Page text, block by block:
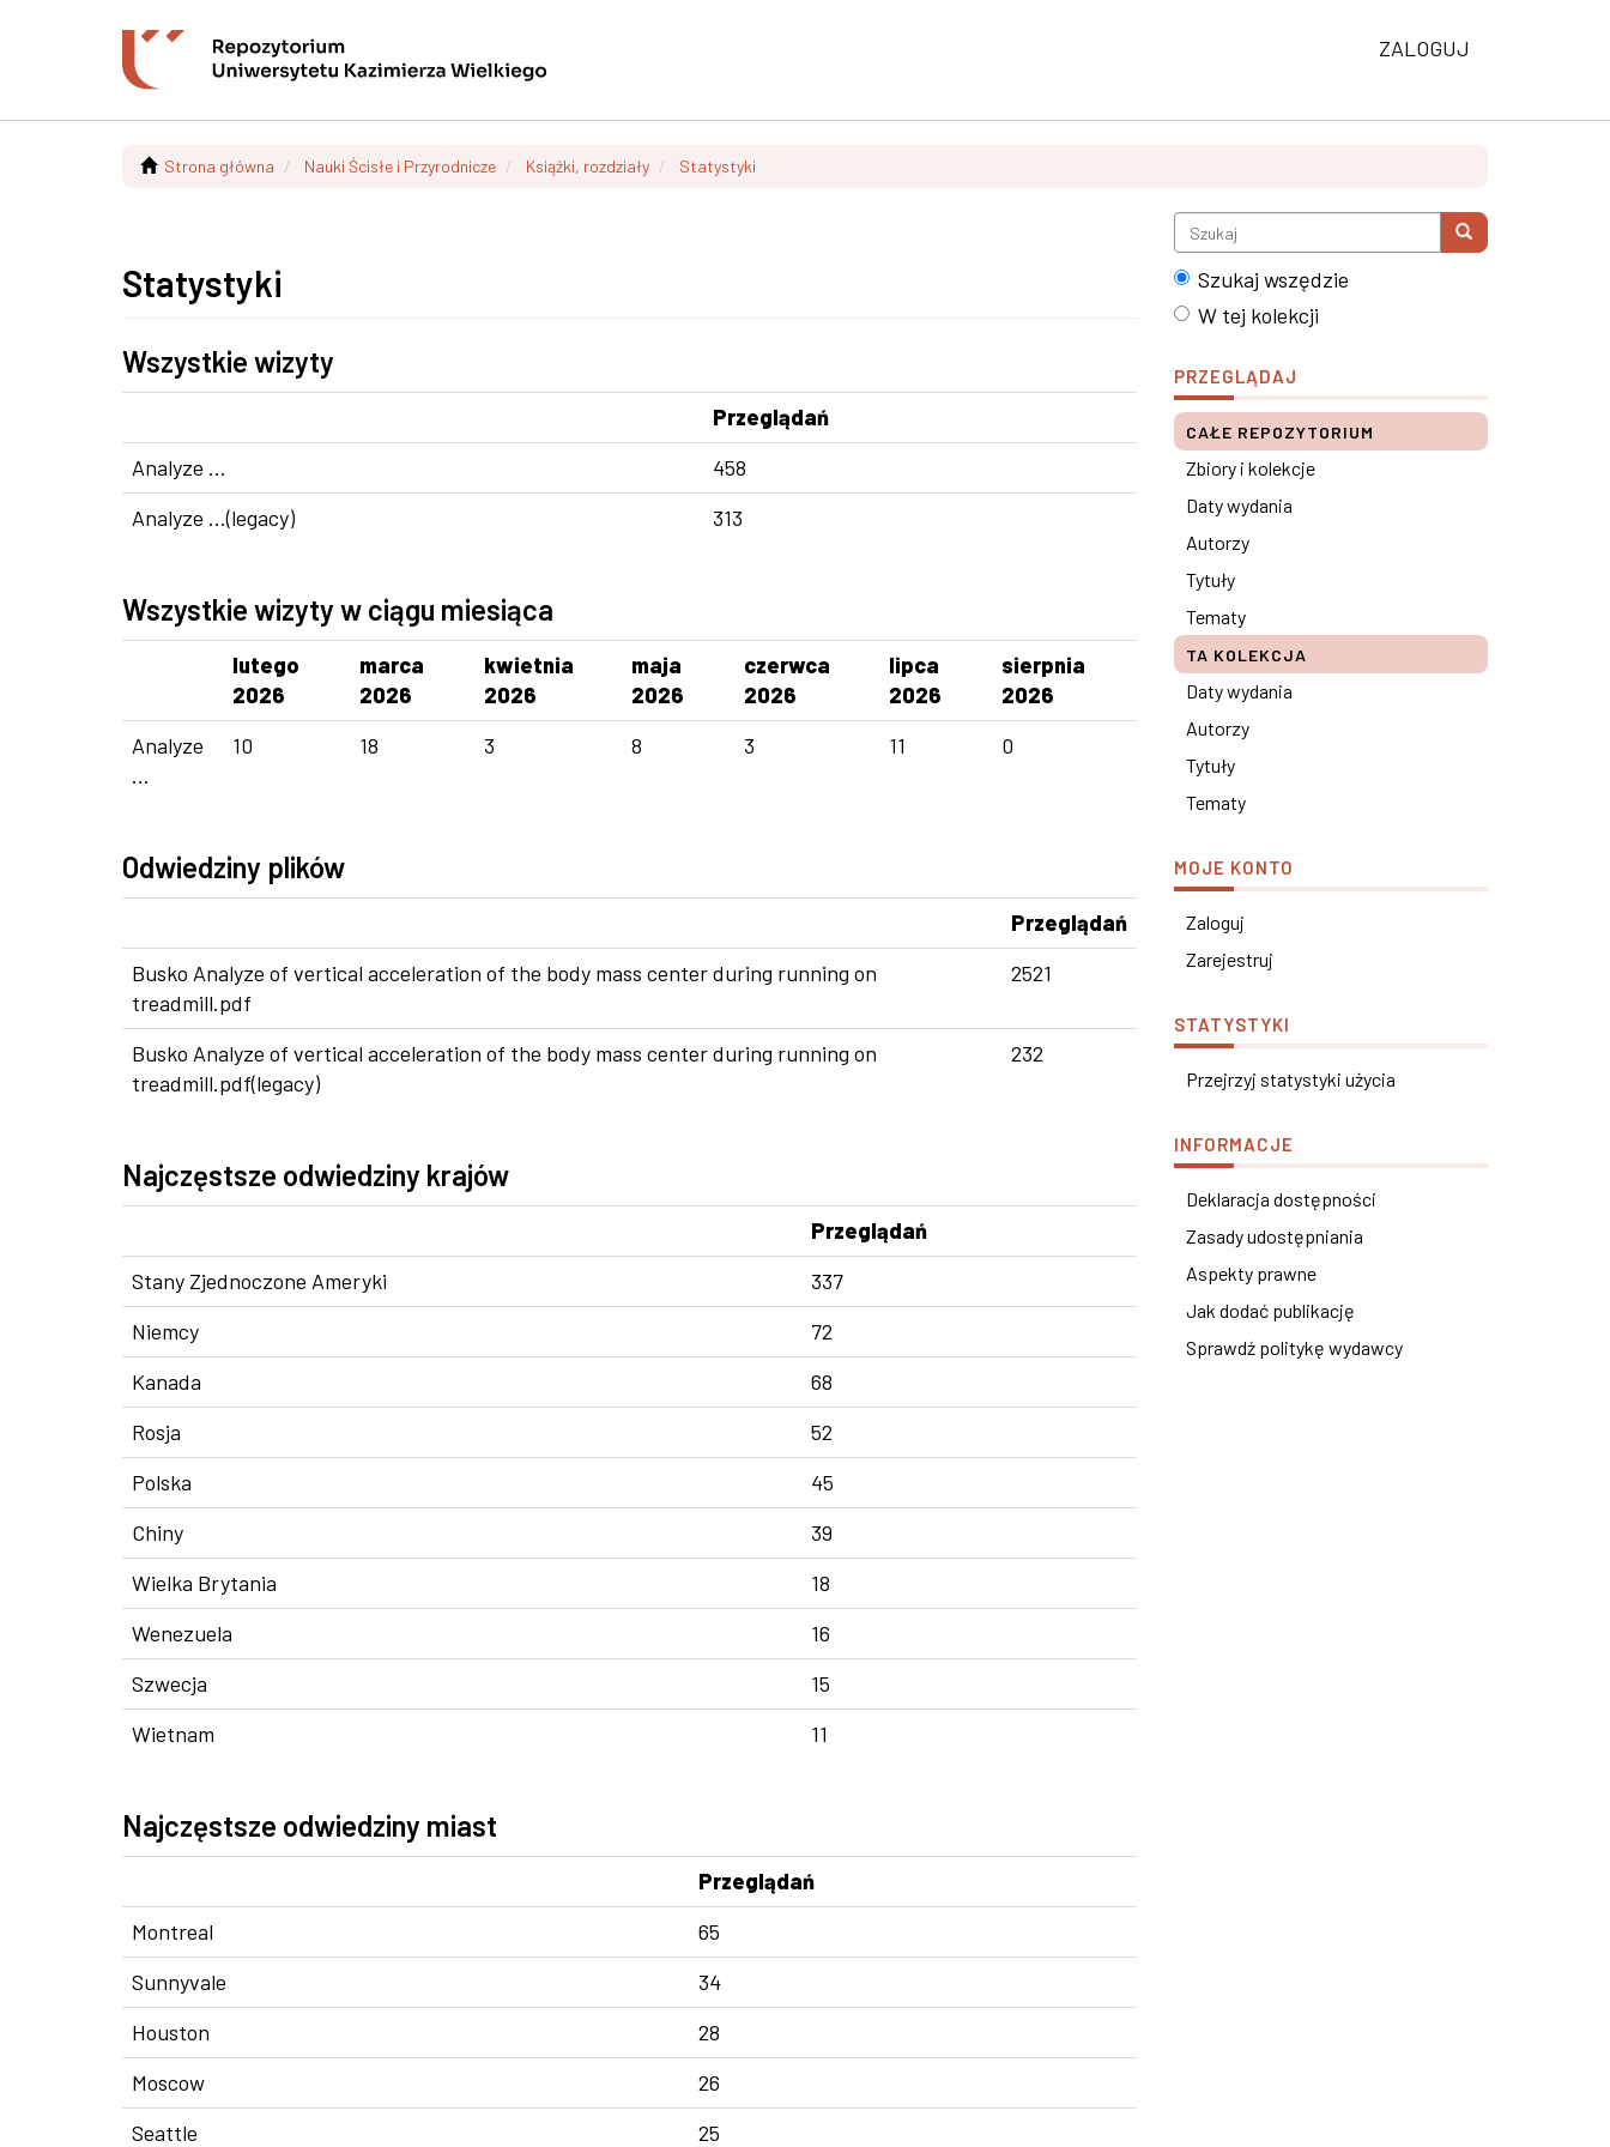
ZALOGUJ
Strona główna Nauki Ścisłe i Przyrodnicze Książki, rozdziały Statystyki
Statystyki
Wszystkie wizyty
Przeglądań
Analyze ...
458
Analyze ...(legacy)
313
Wszystkie wizyty w ciągu miesiąca
lutego
2026
marca
2026
kwietnia
2026
maja
2026
czerwca
2026
lipca
2026
sierpnia
2026
Analyze
...
10 18 3 8 3 11 0
Odwiedziny plików
Przeglądań
Busko Analyze of vertical acceleration of the body mass center during running on
treadmill.pdf
2521
Busko Analyze of vertical acceleration of the body mass center during running on
treadmill.pdf(legacy)
232
Najczęstsze odwiedziny krajów
Przeglądań
Stany Zjednoczone Ameryki
337
Niemcy
72
Kanada
68
Rosja
52
Polska
45
Chiny
39
Wielka Brytania
18
Wenezuela
16
Szwecja
15
Wietnam
11
Najczęstsze odwiedziny miast
Przeglądań
Montreal
65
Sunnyvale
34
Houston
28
Moscow
26
Seattle
25
Szukaj wszędzie
W tej kolekcji
PRZEGLĄDAJ
CAŁE REPOZYTORIUM
Zbiory i kolekcje
Daty wydania
Autorzy
Tytuły
Tematy
TA KOLEKCJA
Daty wydania
Autorzy
Tytuły
Tematy
MOJE KONTO
Zaloguj
Zarejestruj
STATYSTYKI
Przejrzyj statystyki użycia
INFORMACJE
Deklaracja dostępności
Zasady udostępniania
Aspekty prawne
Jak dodać publikację
Sprawdź politykę wydawcy